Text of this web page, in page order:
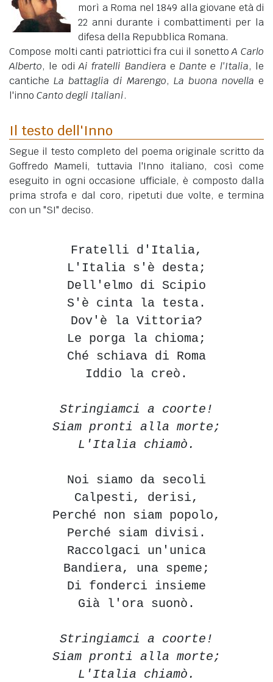
morì a Roma nel 1849 alla giovane età di
22 anni durante i combattimenti per la
difesa della Repubblica Romana.
Compose molti canti patriottici fra cui il sonettoA Carlo
Alberto, le odiAi fratelli Bandiera eDante e l'Italia, le
cantiche La battaglia di Marengo, La buona novella e
l'inno Canto degli Italiani.
Il testo dell'Inno
Segue il testo completo del poema originale scritto da
Goffredo Mameli, tuttavia l'Inno italiano, così come
eseguito in ogni occasione ufficiale, è composto dalla
prima strofa e dal coro, ripetuti due volte, e termina
con un "SI" deciso.
Fratelli d'Italia,
L'Italia s'è desta;
Dell'elmo di Scipio
S'è cinta la testa.
Dov'è la Vittoria?
Le porga la chioma;
Ché schiava di Roma
Iddio la creò.
Stringiamci a coorte!
Siam pronti alla morte;
L'Italia chiamò.
Noi siamo da secoli
Calpesti, derisi,
Perché non siam popolo,
Perché siam divisi.
Raccolgaci un'unica
Bandiera, una speme;
Di fonderci insieme
Già l'ora suonò.
Stringiamci a coorte!
Siam pronti alla morte;
L'Italia chiamò.